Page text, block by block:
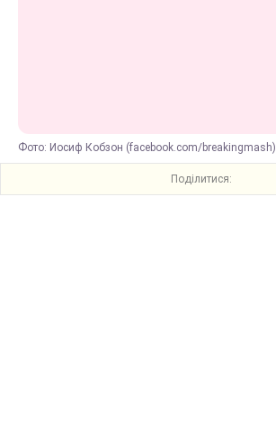
Фото: Иосиф Кобзон (facebook.com/breakingmash)
Поділитися: